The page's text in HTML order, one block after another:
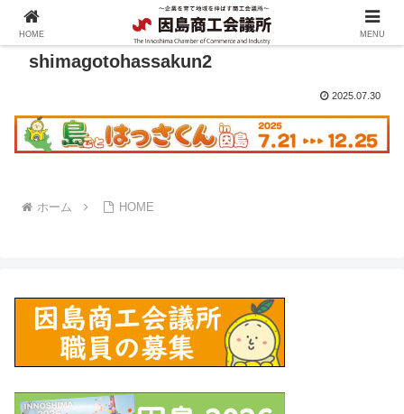
shimagotohassakun2
2025.07.30
ホーム HOME
HOME MENU